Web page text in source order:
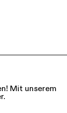
Mit unserem